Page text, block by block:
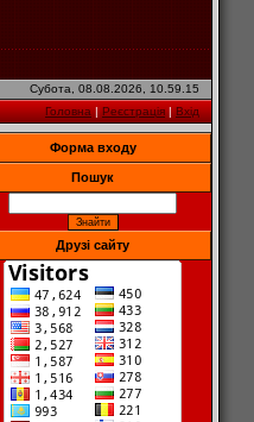
Субота, 08.08.2026, 10.59.15
Головна|Реєстрація|Вхід
Форма входу
Пошук
Друзі сайту